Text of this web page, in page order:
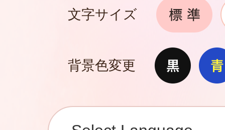
文字サイズ
背景色変更